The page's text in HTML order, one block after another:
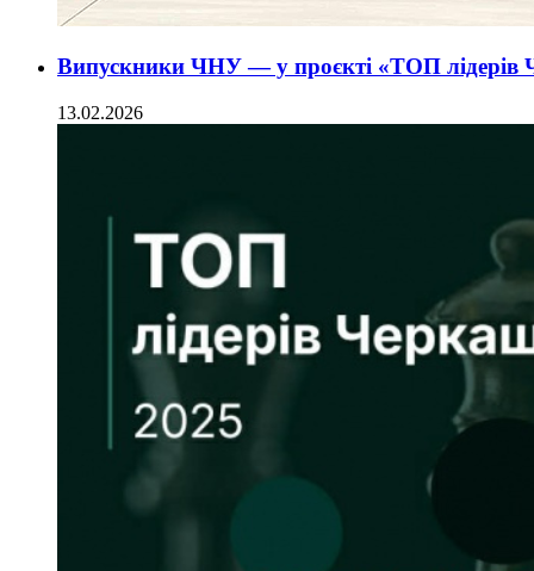
Випускники ЧНУ — у проєкті «ТОП лідерів
13.02.2026